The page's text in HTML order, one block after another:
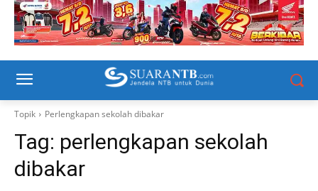
Topik Perlengkapan sekolah dibakar
Tag: perlengkapan sekolah
dibakar